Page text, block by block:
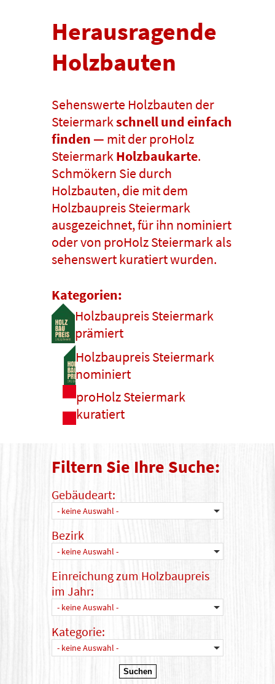
Herausragende
Holzbauten
Sehenswerte Holzbauten der
Steiermarkschnell und einfach
finden— mit der proHolz
SteiermarkHolzbaukarte.
Schmökern Sie durch
Holzbauten, die mit dem
Holzbaupreis Steiermark
ausgezeichnet, für ihn nominiert
oder von proHolz Steiermark als
sehenswert kuratiert wurden.
Kategorien:
Holzbaupreis Steiermark
prämiert
Holzbaupreis Steiermark
nominiert
proHolz Steiermark
kuratiert
Filtern Sie Ihre Suche:
Gebäudeart:
- keine Auswahl -
Bezirk
- keine Auswahl -
Einreichung zum Holzbaupreis
im Jahr:
- keine Auswahl -
Kategorie:
- keine Auswahl -